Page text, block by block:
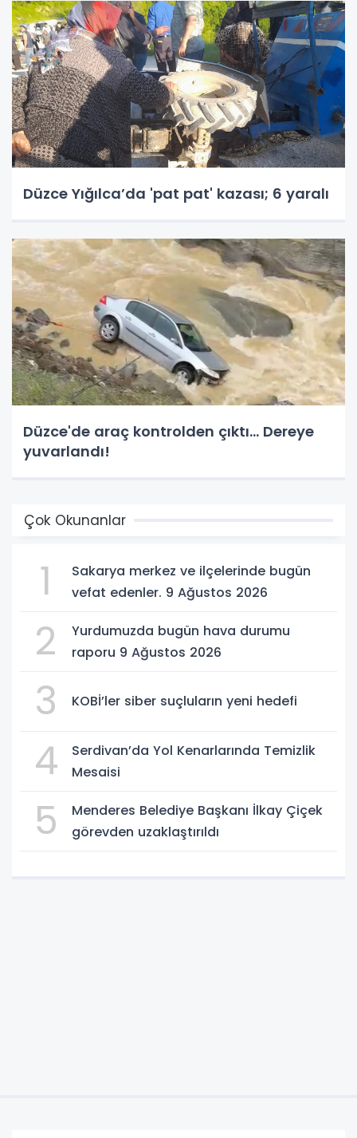
Düzce Yığılca’da 'pat pat' kazası; 6 yaralı
Düzce'de araç kontrolden çıktı... Dereye
yuvarlandı!
Çok Okunanlar
1
Sakarya merkez ve ilçelerinde bugün
vefat edenler. 9 Ağustos 2026
2
Yurdumuzda bugün hava durumu
raporu 9 Ağustos 2026
3 KOBİ’ler siber suçluların yeni hedefi
4
Serdivan’da Yol Kenarlarında Temizlik
Mesaisi
5
Menderes Belediye Başkanı İlkay Çiçek
görevden uzaklaştırıldı